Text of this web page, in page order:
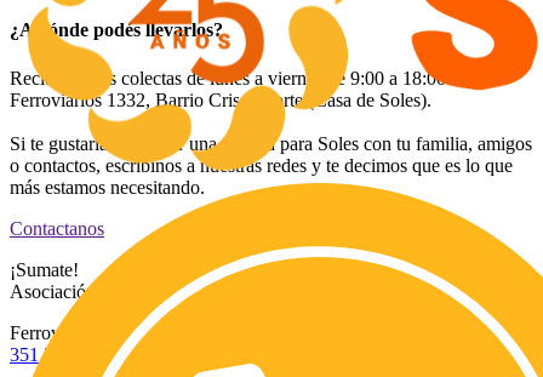
¿A dónde podés llevarlos?
Recibimos las colectas de lunes a viernes de 9:00 a 18:00 hrs en
Ferroviarios 1332, Barrio Crisol Norte (Casa de Soles).
Si te gustaría organizar una colecta para Soles con tu familia, amigos
o contactos, escribinos a nuestras redes y te decimos que es lo que
más estamos necesitando.
Contactanos
¡Sumate!
Asociación Civil
Ferroviarios 1332 | Barrio Crisol Norte
351 2309780